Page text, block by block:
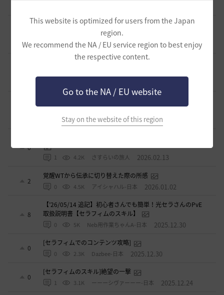
This website is optimized for users from the Japan
region.
We recommend the NA / EU service region to best enjoy
the respective content.
Go to the NA / EU website
Stay on the website of this region
【PvE】デッドアイ(DE) 狩り用：基本コンボ／ラバム（スキ
ル錬成）／スキル特化／小技まとめ（2026/02）
0 3.6K 片倉優樹VT 2026.02.27
コルセアの奪われた歴史 黒い砂漠史上１ではないだろ
4.1K さすらいの旅人 2026.02.15
0
1 4.2K さすらいの旅人 2026.02.13
2
覚醒WTから伝承に切り替えた際の所感
0 4.5K アイシャハル-日本 2026.01.02
8
【’26/05/14 追記】初心者さんでも簡単！光セラさんのPvE
取扱説明書【セラフィムのスキル】
0 5K Neb用作業ちゃんA-日本 2025.12.30
0
[セラフィムでのコンテンツ攻略]
0 2.3K Dazbee-日本 2025.12.30
0
[セラフィムのスキル]絶望の一撃
1 3.1K ーーーシヴァーーー-日本 2025.12.24